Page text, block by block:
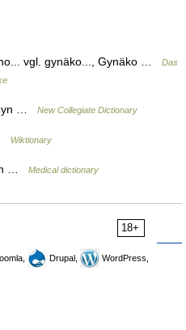
vgl. gynäko..., Gynäko …
Das
… New Collegiate Dictionary
Wiktionary
… Medical dictionary
18+
Drupal,
WordPress,